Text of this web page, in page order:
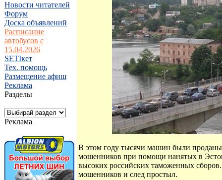
Новости читателей
Форум
Доска объявлений
Расписание
автобусов с
15.04.2026
SETIкет
Тех. помощь
Размещение афиш
Реклама
Разделы
Реклама
В этом году тысячи машин были
мошенников при помощи нанятых в
высоких российских таможенных
мошенников и след простыл.